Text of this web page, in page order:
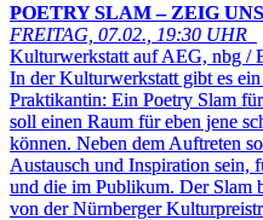
POETRY SLAM – ZEIG
FREITAG, 07.02., 19:30 UHR
Kulturwerkstatt auf AEG, nbg /
In der Kulturwerkstatt gibt es
Praktikantin: Ein Poetry Slam
soll einen Raum für eben jene
können. Neben dem Auftreten
Austausch und Inspiration sein,
und die im Publikum. Der Slam
von der Nürnberger